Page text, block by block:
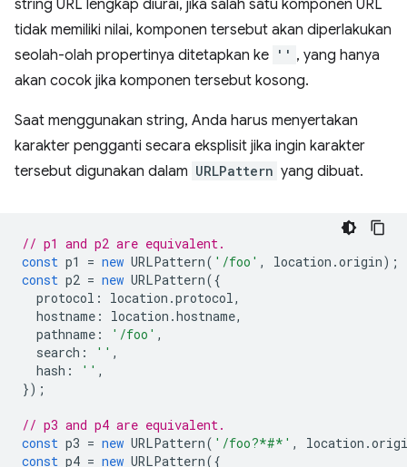
string URL lengkap diurai, jika salah satu komponen URL
tidak memiliki nilai, komponen tersebut akan diperlakukan
seolah-olah propertinya ditetapkan ke '' , yang hanya
akan cocok jika komponen tersebut kosong.
Saat menggunakan string, Anda harus menyertakan
karakter pengganti secara eksplisit jika ingin karakter
tersebut digunakan dalam URLPattern yang dibuat.
// p1 and p2 are equivalent.
const p1 = new URLPattern( '/foo' , location .origin);
const p2 = new URLPattern({
protocol : location .protocol,
hostname : location .hostname,
pathname : '/foo' ,
search : '' ,
hash : '' ,
});
// p3 and p4 are equivalent.
const p3 = new URLPattern( '/foo?*#*' , location .
const p4 = new URLPattern({